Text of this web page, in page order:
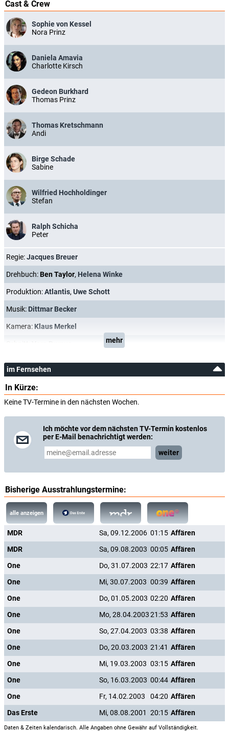
Cast & Crew
Sophie von Kessel
Nora Prinz
Daniela Amavia
Charlotte Kirsch
Gedeon Burkhard
Thomas Prinz
Thomas Kretschmann
Andi
Birge Schade
Sabine
Wilfried Hochholdinger
Stefan
Ralph Schicha
Peter
Regie:Jacques Breuer
Drehbuch:Ben Taylor, Helena Winke
Produktion:Atlantis, Uwe Schott
Musik: Dittmar Becker
Kamera: Klaus Merkel
mehr
im Fernsehen
In Kürze:
Keine TV-Termine in den nächsten Wochen.
Ich möchte vor dem nächsten TV-Termin kostenlos
per E-Mail benachrichtigt werden:
weiter
Bisherige Ausstrahlungstermine:
alle anzeigen
MDR Sa, 09.12.2006 01:15 Affären
MDR
Sa, 09.08.2003 00:05 Affären
One
Do, 31.07.2003 22:17 Affären
One
Mi, 30.07.2003 00:39 Affären
One
Do, 01.05.2003 02:20 Affären
One
Mo, 28.04.200321:53 Affären
One
So, 27.04.2003 03:38 Affären
One
Do, 20.03.2003 21:41 Affären
One
Mi, 19.03.2003 03:15 Affären
One
So, 16.03.2003 00:44 Affären
One
Fr, 14.02.2003 04:20 Affären
Das Erste
Mi, 08.08.2001 20:15 Affären
Daten & Zeiten kalendarisch. Alle Angaben ohne Gewähr auf Vollständigkeit.